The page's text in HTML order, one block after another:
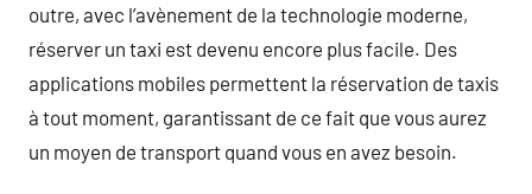
outre, avec l’avènement de la technologie moderne,
réserver un taxi est devenu encore plus facile. Des
applications mobiles permettent la réservation de taxis
à tout moment, garantissant de ce fait que vous aurez
un moyen de transport quand vous en avez besoin.